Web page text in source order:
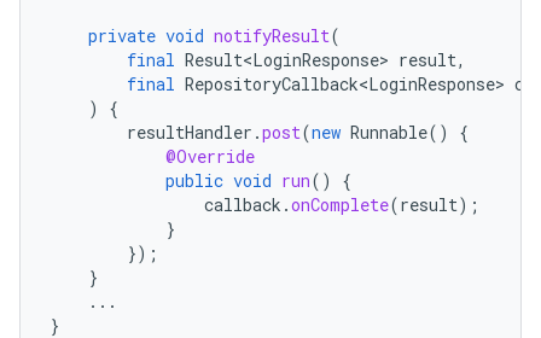
private void notifyResult(
final Result<LoginResponse> result,
final RepositoryCallback<LoginResponse>
)
{
resultHandler .post(new Runnable()
{
@Override
public void run()
{
callback .onComplete(result);
}
});
}
...
}